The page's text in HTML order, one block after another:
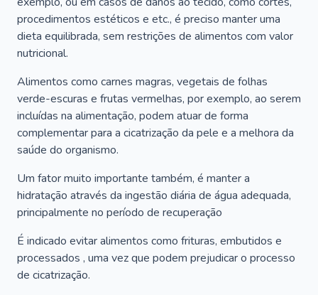
procedimentos estéticos e etc., é preciso manter uma
dieta equilibrada, sem restrições de alimentos com valor
nutricional.
Alimentos como carnes magras, vegetais de folhas
verde-escuras e frutas vermelhas, por exemplo, ao serem
incluídas na alimentação, podem atuar de forma
complementar para a cicatrização da pele e a melhora da
saúde do organismo.
Um fator muito importante também, é manter a
hidratação através da ingestão diária de água adequada,
principalmente no período de recuperação
É indicado evitar alimentos como frituras, embutidos e
processados , uma vez que podem prejudicar o processo
de cicatrização.